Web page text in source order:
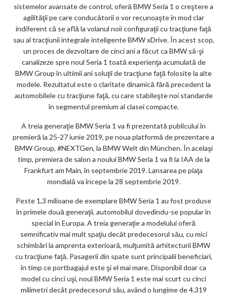
sistemelor avansate de control, oferă BMW Seria 1 o creştere a
agilităţii pe care conducătorii o vor recunoaşte în mod clar
indiferent că se află la volanul noii configuraţii cu tracţiune faţă
sau al tracţiunii integrale inteligente BMW xDrive. În acest scop,
un proces de dezvoltare de cinci ani a făcut ca BMW să-şi
canalizeze spre noul Seria 1 toată experienţa acumulată de
BMW Group în ultimii ani soluţii de tracţiune faţă folosite la alte
modele. Rezultatul este o claritate dinamică fără precedent la
automobilele cu tracţiune faţă, cu care stabileşte noi standarde
în segmentul premium al clasei compacte.
A treia generaţie BMW Seria 1 va fi prezentată publicului în
premieră la 25-27 iunie 2019, pe noua platformă de prezentare a
BMW Group, #NEXTGen, la BMW Welt din München. În acelaşi
timp, premiera de salon a noului BMW Seria 1 va fi la IAA de la
Frankfurt am Main, în septembrie 2019. Lansarea pe piaţa
mondială va începe la 28 septembrie 2019.
Peste 1,3 milioane de exemplare BMW Seria 1 au fost produse
în primele două generaţii, automobilul dovedindu-se popular în
special în Europa. A treia generaţie a modelului oferă
semnificativ mai mult spaţiu decât predecesorul său, cu mici
schimbări la amprenta exterioară, mulţumită arhitecturii BMW
cu tracţiune faţă. Pasagerii din spate sunt principalii beneficiari,
în timp ce portbagajul este şi el mai mare. Disponibil doar ca
model cu cinci uşi, noul BMW Seria 1 este mai scurt cu cinci
milimetri decât predecesorul său, având o lungime de 4.319